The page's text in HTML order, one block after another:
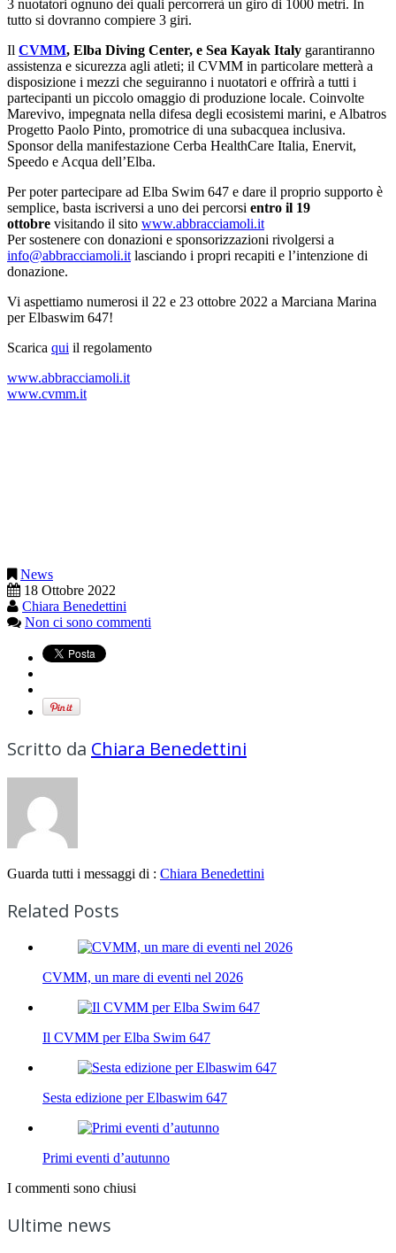
3 nuotatori ognuno dei quali percorrerà un giro di 1000 metri. In
tutto si dovranno compiere 3 giri.
Il CVMM, Elba Diving Center, e Sea Kayak Italy garantiranno
assistenza e sicurezza agli atleti; il CVMM in particolare metterà a
disposizione i mezzi che seguiranno i nuotatori e offrirà a tutti i
partecipanti un piccolo omaggio di produzione locale. Coinvolte
Marevivo, impegnata nella difesa degli ecosistemi marini, e Albatros
Progetto Paolo Pinto, promotrice di una subacquea inclusiva.
Sponsor della manifestazione Cerba HealthCare Italia, Enervit,
Speedo e Acqua dell’Elba.
Per poter partecipare ad Elba Swim 647 e dare il proprio supporto è
semplice, basta iscriversi a uno dei percorsi entro il 19
ottobre visitando il sito www.abbracciamoli.it
Per sostenere con donazioni e sponsorizzazioni rivolgersi a
info@abbracciamoli.it lasciando i propri recapiti e l’intenzione di
donazione.
Vi aspettiamo numerosi il 22 e 23 ottobre 2022 a Marciana Marina
per Elbaswim 647!
Scarica qui il regolamento
www.abbracciamoli.it
www.cvmm.it
News
18 Ottobre 2022
Chiara Benedettini
Non ci sono commenti
Scritto da Chiara Benedettini
Guarda tutti i messaggi di : Chiara Benedettini
Related Posts
CVMM, un mare di eventi nel 2026
Il CVMM per Elba Swim 647
Sesta edizione per Elbaswim 647
Primi eventi d’autunno
I commenti sono chiusi
Ultime news